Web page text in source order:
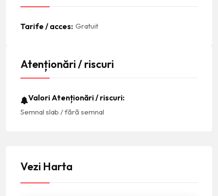
Tarife / acces Gratuit
Atenționări / riscuri
Valori Atenționări / riscuri
Semnal slab / fără semnal
Vezi Harta